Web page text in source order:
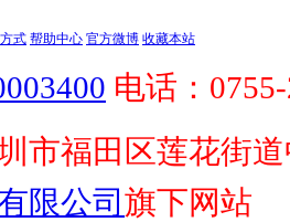
式 帮助中心 官方微博 收藏本站
电话：
市福田区莲花街
限公司 旗下网站